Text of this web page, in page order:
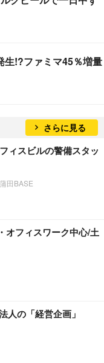
生!?ファミマ45％増量
さらに見る
ィスビルの警備スタッ
田BASE
オフィスワーク中心/土
人の「経営企画」